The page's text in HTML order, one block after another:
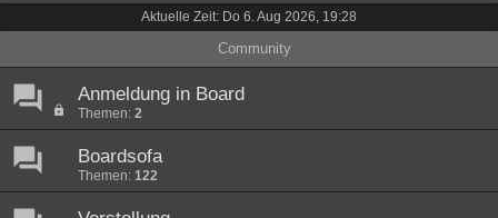
h
Aktuelle Zeit: Do 6. Aug 2026, 19:28
Community
Anmeldung in Board
Themen: 2
Boardsofa
Themen: 122